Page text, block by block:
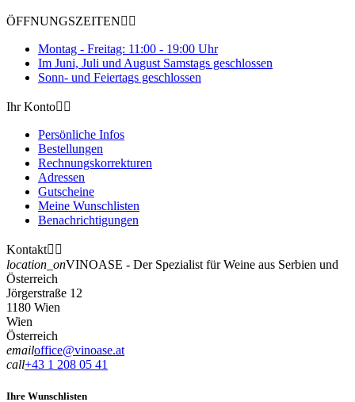
ÖFFNUNGSZEITEN 
Montag - Freitag: 11:00 - 19:00 Uhr
Im Juni, Juli und August Samstags geschlossen
Sonn- und Feiertags geschlossen
Ihr Konto 
Persönliche Infos
Bestellungen
Rechnungskorrekturen
Adressen
Gutscheine
Meine Wunschlisten
Benachrichtigungen
Kontakt 
location_onVINOASE - Der Spezialist für Weine aus Serbien und
Österreich
Jörgerstraße 12
1180 Wien
Wien
Österreich
emailoffice@vinoase.at
call+43 1 208 05 41
Ihre Wunschlisten